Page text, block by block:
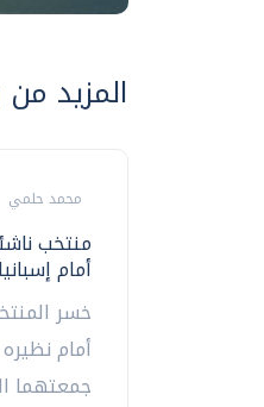
المزيد
محمد حلمي
منتخب
أمام إسبانيا
جمعتهما